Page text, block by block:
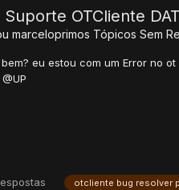
OTCliente DAT
marceloprimos Tópicos Sem
eu estou com um Error no
otcliente bug resolver